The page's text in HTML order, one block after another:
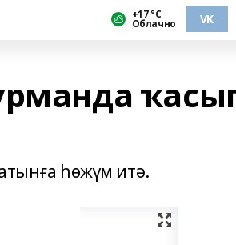
+17 °С
Облачно VK
һөжүм итә.